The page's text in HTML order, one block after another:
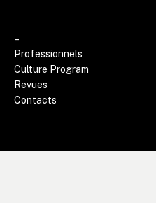
–
Professionnels
Culture Program
Revues
Contacts